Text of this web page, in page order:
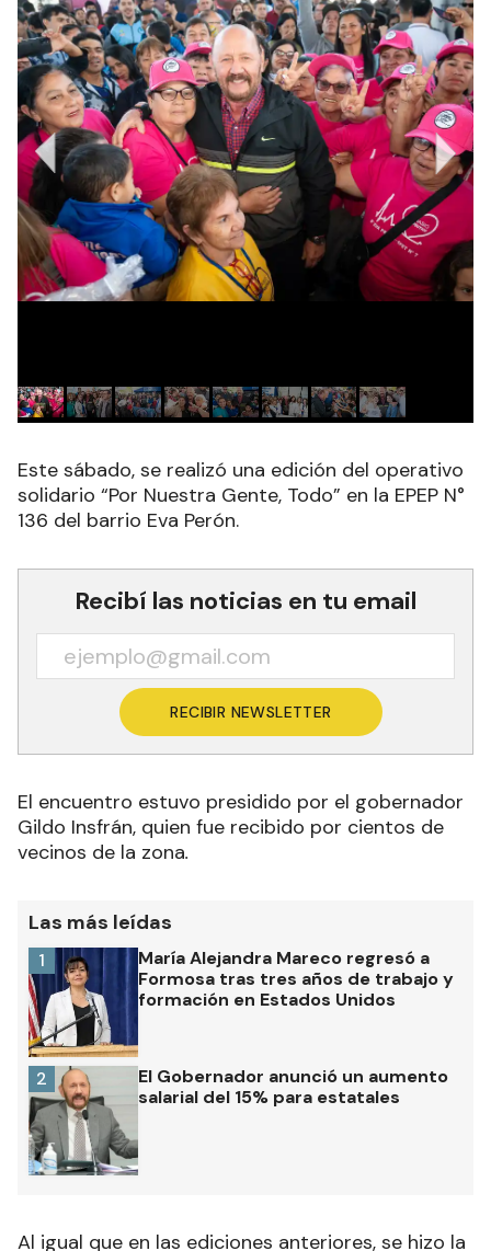
Este sábado, se realizó una edición del operativo
solidario “Por Nuestra Gente, Todo” en la EPEP N°
136 del barrio Eva Perón.
Recibí las noticias en tu email
RECIBIR NEWSLETTER
El encuentro estuvo presidido por el gobernador
Gildo Insfrán, quien fue recibido por cientos de
vecinos de la zona.
Las más leídas
María Alejandra Mareco regresó a
Formosa tras tres años de trabajo y
formación en Estados Unidos
1
El Gobernador anunció un aumento
salarial del 15% para estatales
2
Al igual que en las ediciones anteriores, se hizo la